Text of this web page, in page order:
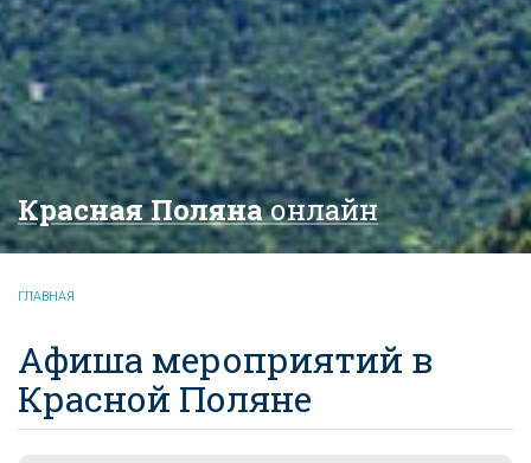
Красная Полянаонлайн
ГЛАВНАЯ
Афиша мероприятий в
Красной Поляне